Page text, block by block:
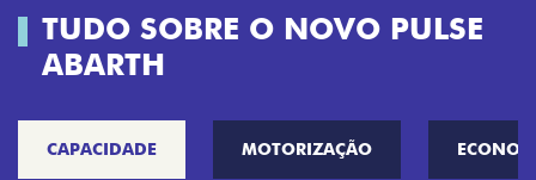
TUDO SOBRE O NOVO PULSE
ABARTH
CAPACIDADE MOTORIZAÇÃO